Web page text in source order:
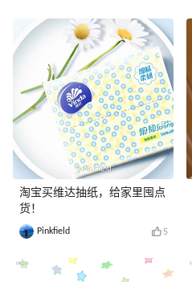
淘宝买维达抽纸，给家里囤点
货！
Pinkfield 5